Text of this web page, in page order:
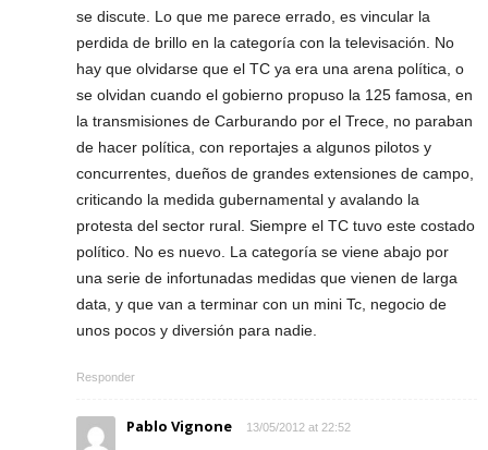
se discute. Lo que me parece errado, es vincular la
perdida de brillo en la categoría con la televisación. No
hay que olvidarse que el TC ya era una arena política, o
se olvidan cuando el gobierno propuso la 125 famosa, en
la transmisiones de Carburando por el Trece, no paraban
de hacer política, con reportajes a algunos pilotos y
concurrentes, dueños de grandes extensiones de campo,
criticando la medida gubernamental y avalando la
protesta del sector rural. Siempre el TC tuvo este costado
político. No es nuevo. La categoría se viene abajo por
una serie de infortunadas medidas que vienen de larga
data, y que van a terminar con un mini Tc, negocio de
unos pocos y diversión para nadie.
Responder
Pablo Vignone 13/05/2012 at 22:52